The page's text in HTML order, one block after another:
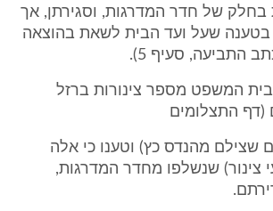
של חדר המדרגות, וסגירתן, אך
בטענה שעל ועד הבית לשאת בהוצאה
המשפט מספר צינורות ברזל
(דף התצלומים
שצילם מהנדס כץ) וטענו כי אלה
צינור) שנשלפו מחדר המדרגות,